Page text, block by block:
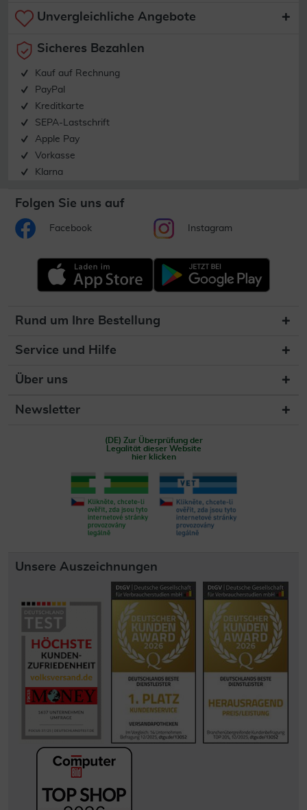
Unvergleichliche Angebote
Sicheres Bezahlen
Kauf auf Rechnung
PayPal
Kreditkarte
SEPA-Lastschrift
Apple Pay
Vorkasse
Klarna
Folgen Sie uns auf
Facebook Instagram
Rund um Ihre Bestellung
Service und Hilfe
Über uns
Newsletter
(DE) Zur Überprüfung der
Legalität dieser Website
hier klicken
Unsere Auszeichnungen